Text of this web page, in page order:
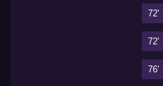
72'
72'
76'